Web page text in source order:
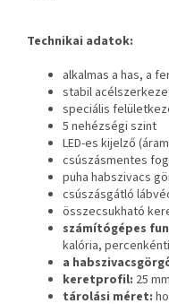
Technikai adatok:
alkalmas a has, a
stabil
speciális
5 nehézségi szint
LED-es kijelző
csúszásmentes
puha habszivacs
csúszásgátló
összecsukható
számítógépes
kalória,
a
keretprofil: 25 mm
tárolási méret: